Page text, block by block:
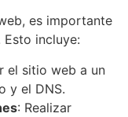
es importante
incluye:
el sitio web a un
y el DNS.
: Realizar